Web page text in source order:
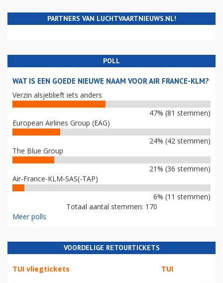
PARTNERS VAN LUCHTVAARTNIEUWS.NL!
POLL
WAT IS EEN GOEDE NIEUWE NAAM VOOR AIR FRANCE-KLM?
Verzin alsjeblieft iets anders
47% (81 stemmen)
European Airlines Group (EAG)
24% (42 stemmen)
The Blue Group
21% (36 stemmen)
Air-France-KLM-SAS(-TAP)
6% (11 stemmen)
Totaal aantal stemmen: 170
Meer polls
VOORDELIGE RETOURTICKETS
TUI vliegtickets TUI